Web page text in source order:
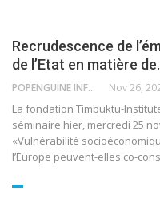
Recrudescence de
de l’Etat en matière
POPENGUINE INFO Nov 26,
La fondation Timbuktu-
séminaire hier, mercredi 25
«Vulnérabilité
l’Europe peuvent-elles co-